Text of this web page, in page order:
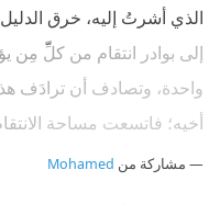
الذي أشرتُ إليه، خرق
إلى بوادر انتقام من كلِّ مِن
واحدة، وتصادف أن ترادَف
أخيه؛ فاتسعت مساحة
مشاركة من Mohamed